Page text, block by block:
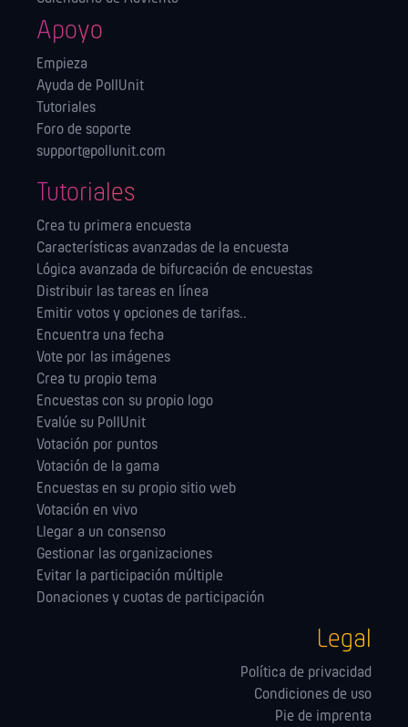
Apoyo
Empieza
Ayuda de PollUnit
Tutoriales
Foro de soporte
support@pollunit.com
Tutoriales
Crea tu primera encuesta
Características avanzadas de la encuesta
Lógica avanzada de bifurcación de encuestas
Distribuir las tareas en línea
Emitir votos y opciones de tarifas..
Encuentra una fecha
Vote por las imágenes
Crea tu propio tema
Encuestas con su propio logo
Evalúe su PollUnit
Votación por puntos
Votación de la gama
Encuestas en su propio sitio web
Votación en vivo
Llegar a un consenso
Gestionar las orga­nizaciones
Evitar la participación múltiple
Donaciones y cuotas de participación
Legal
Política de privacidad
Condiciones de uso
Pie de imprenta